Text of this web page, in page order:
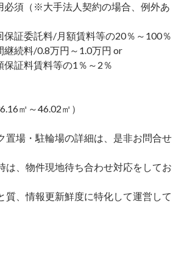
須（※大手法人契約の場合、例外あ
委託料/月額賃料等の20％～100％
料/0.8万円～1.0万円 or
証料賃料等の1％～2％
㎡～46.02㎡）
場・駐輪場の詳細は、是非お問合せ
、物件現地待ち合わせ対応をしてお
、情報更新鮮度に特化して運営して